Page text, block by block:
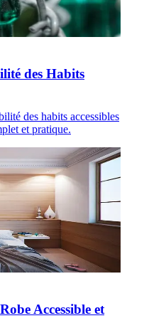
des Habits
des habits accessibles
et pratique.
Accessible et